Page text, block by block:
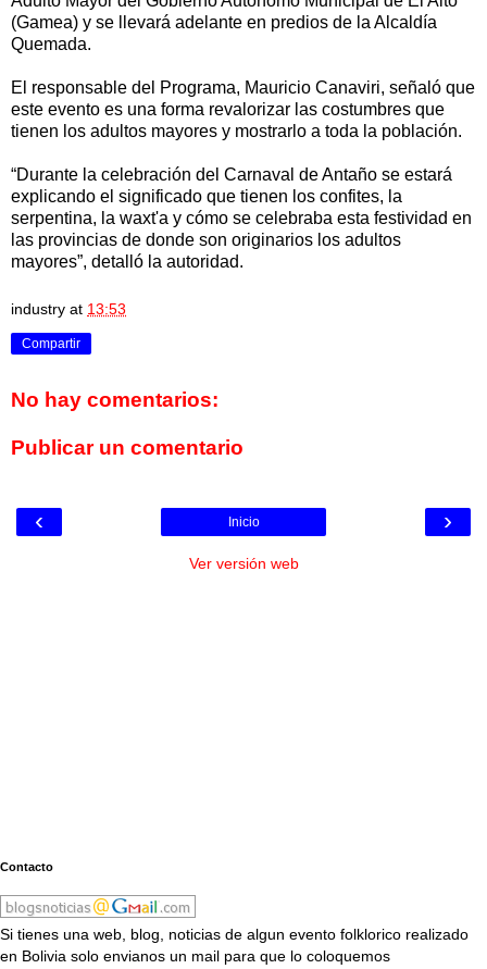
(Gamea) y se llevará adelante en predios de la Alcaldía
Quemada.
El responsable del Programa, Mauricio Canaviri, señaló que
este evento es una forma revalorizar las costumbres que
tienen los adultos mayores y mostrarlo a toda la población.
“Durante la celebración del Carnaval de Antaño se estará
explicando el significado que tienen los confites, la
serpentina, la waxt'a y cómo se celebraba esta festividad en
las provincias de donde son originarios los adultos
mayores”, detalló la autoridad.
industry at 13:53
Compartir
No hay comentarios:
Publicar un comentario
‹ ›
Inicio
Ver versión web
Contacto
Si tienes una web, blog, noticias de algun evento folklorico realizado
en Bolivia solo envianos un mail para que lo coloquemos